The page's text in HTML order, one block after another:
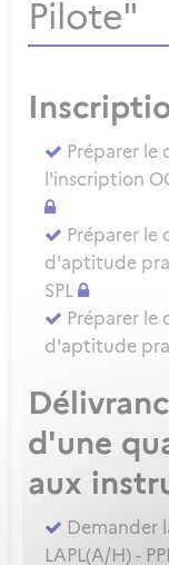
Pilote"
Préparer le
l'inscription
Préparer le
d'aptitude
SPL
Préparer le
d'aptitude
d'une
aux
Demander
LAPL(A/H) -